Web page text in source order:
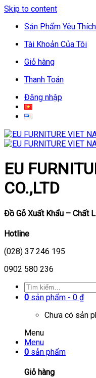
Skip to content
Sản Phẩm Yêu Thích
Tài Khoản Của Tôi
Giỏ hàng
Thanh Toán
Đăng nhập
EU
CO.,LTD
Đồ Gỗ Xuất Khẩu – Chất
Hotline
(028) 37 246 195
0902 580 236
0 sản phẩm - 0 ₫
Chưa có sản
Menu
Menu
0 sản phẩm
Giỏ hàng